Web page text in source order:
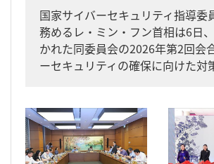
国家サイバーセキュリティ指導委
務めるレ・ミン・フン首相は6日
かれた同委員会の2026年第2回会
ーセキュリティの確保に向けた対